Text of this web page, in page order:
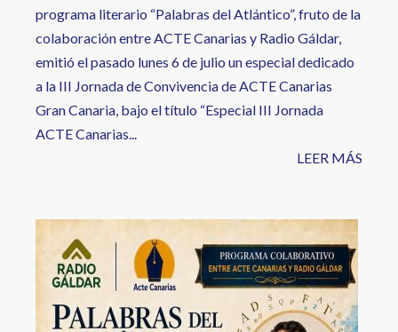
programa literario “Palabras del Atlántico”, fruto de la
colaboración entre ACTE Canarias y Radio Gáldar,
emitió el pasado lunes 6 de julio un especial dedicado
a la III Jornada de Convivencia de ACTE Canarias
Gran Canaria, bajo el título “Especial III Jornada
ACTE Canarias...
LEER MÁS
Image